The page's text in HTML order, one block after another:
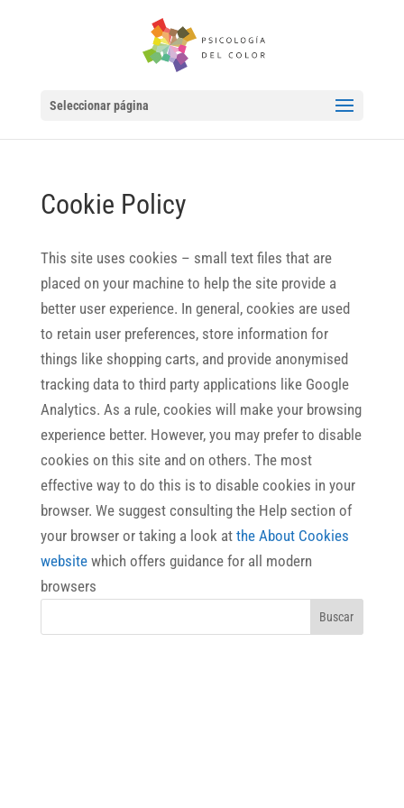
Seleccionar página
Cookie Policy
This site uses cookies – small text files that are
placed on your machine to help the site provide a
better user experience. In general, cookies are used
to retain user preferences, store information for
things like shopping carts, and provide anonymised
tracking data to third party applications like Google
Analytics. As a rule, cookies will make your browsing
experience better. However, you may prefer to disable
cookies on this site and on others. The most
effective way to do this is to disable cookies in your
browser. We suggest consulting the Help section of
your browser or taking a look at the About Cookies
websitewhich offers guidance for all modern
browsers